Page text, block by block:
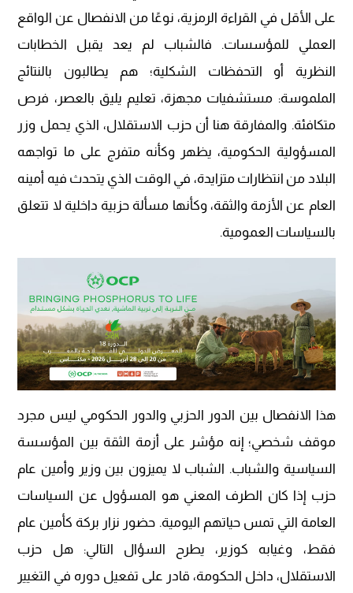
على الأقل في القراءة الرمزية، نوعًا من الانفصال عن الواقع
العملي للمؤسسات. فالشباب لم يعد يقبل الخطابات
النظرية أو التحفظات الشكلية؛ هم يطالبون بالنتائج
الملموسة: مستشفيات مجهزة، تعليم يليق بالعصر، فرص
متكافئة. والمفارقة هنا أن حزب الاستقلال، الذي يحمل وزر
المسؤولية الحكومية، يظهر وكأنه متفرج على ما تواجهه
البلاد من انتظارات متزايدة، في الوقت الذي يتحدث فيه أمينه
العام عن الأزمة والثقة، وكأنها مسألة حزبية داخلية لا تتعلق
بالسياسات العمومية.
هذا الانفصال بين الدور الحزبي والدور الحكومي ليس مجرد
موقف شخصي؛ إنه مؤشر على أزمة الثقة بين المؤسسة
السياسية والشباب. الشباب لا يميزون بين وزير وأمين عام
حزب إذا كان الطرف المعني هو المسؤول عن السياسات
العامة التي تمس حياتهم اليومية. حضور نزار بركة كأمين عام
فقط، وغيابه كوزير، يطرح السؤال التالي: هل حزب
الاستقلال، داخل الحكومة، قادر على تفعيل دوره في التغيير